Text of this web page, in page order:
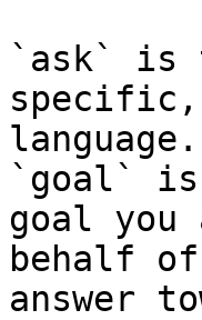
`ask` is
language.
`goal` is
goal
behalf
answer